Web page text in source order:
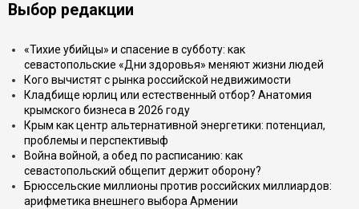
Выбор редакции
«Тихие убийцы» и спасение в субботу: как
севастопольские «Дни здоровья» меняют жизни людей
Кого вычистят с рынка российской недвижимости
Кладбище юрлиц или естественный отбор? Анатомия
крымского бизнеса в 2026 году
Крым как центр альтернативной энергетики: потенциал,
проблемы и перспективыф
Война войной, а обед по расписанию: как
севастопольский общепит держит оборону?
Брюссельские миллионы против российских миллиардов:
арифметика внешнего выбора Армении